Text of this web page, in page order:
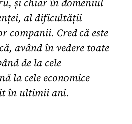
al dificultății
companii. Cred că este
având în vedere toate
de la cele
la cele economice
în ultimii ani.